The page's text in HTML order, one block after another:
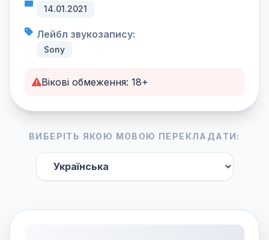
14.01.2021
Лейбл звукозапису:
Sony
Вікові обмеження: 18+
ВИБЕРІТЬ ЯКОЮ МОВОЮ ПЕРЕКЛАДАТИ: